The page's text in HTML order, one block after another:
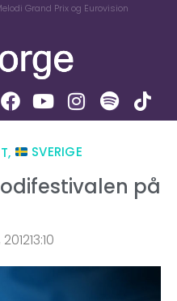
Grand Prix og Eurovision
, SVERIGE
på
13:10